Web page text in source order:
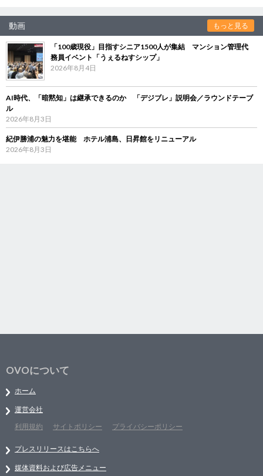
動画 もっと見る
「100歳現役」目指すシニア1500人が集結 マンション管理代
務員イベント「うぇるねすシップ」
2026年8月4日
AI時代、「暗黙知」は継承できるのか 「デジブレ」説明会／ラウンドテーブ
ル
2026年8月3日
紀伊勝浦の魅力を堪能 ホテル浦島、日昇館をリニューアル
2026年8月3日
OVOについて
ホーム
運営会社
利用規約
サイトポリシー プライバシーポリシー
プレスリリースはこちらへ
媒体資料および広告メニュー